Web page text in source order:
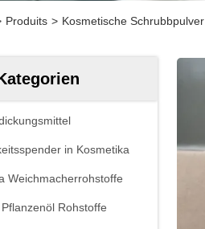
Produits > Kosmetische Schrubbpulver
in Kosmetika
Weichmacherrohstoffe
Rohstoffe